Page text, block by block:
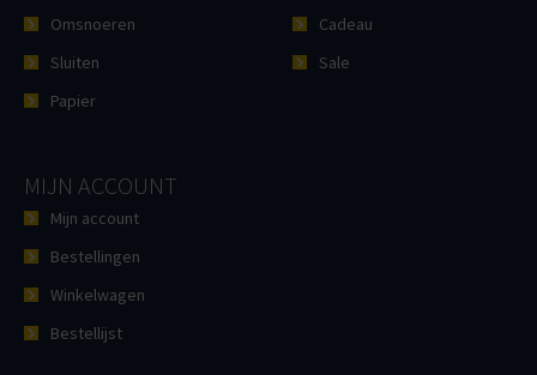
Omsnoeren
Sluiten
Papier
Cadeau
Sale
MIJN ACCOUNT
Mijn account
Bestellingen
Winkelwagen
Bestellijst